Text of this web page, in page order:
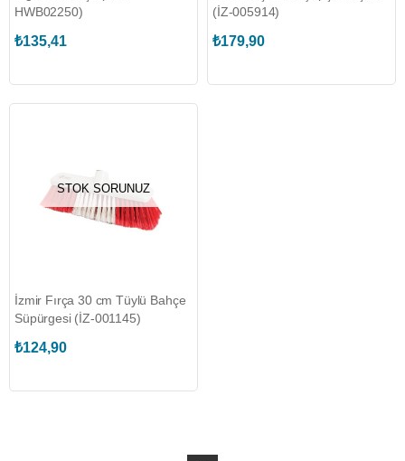
HWB02250)
₺135,41
(İZ-005914)
₺179,90
STOK SORUNUZ
İzmir Fırça 30 cm Tüylü Bahçe
Süpürgesi (İZ-001145)
₺124,90